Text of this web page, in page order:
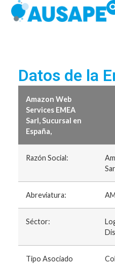
Datos de la
Amazon Web
Services EMEA
Sarl, Sucursal en
España,
Razón Social:
Abreviatura:
Séctor:
Tipo Asociado